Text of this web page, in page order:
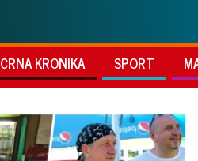
CRNA KRONIKA SPORT